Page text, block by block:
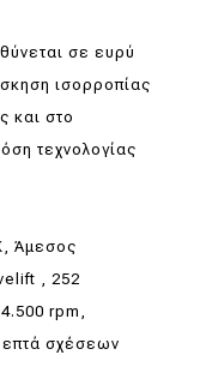
σε ευρύ
ισορροπίας
και στο
τεχνολογίας
Άμεσος
, 252
rpm,
επτά σχέσεων